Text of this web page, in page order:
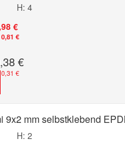
H: 4
€
0,81 €
€
0,31 €
9x2 mm selbstklebend
H: 2